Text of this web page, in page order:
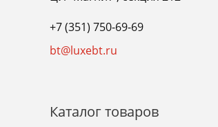
+7 (351) 750-69-69
bt@luxebt.ru
Каталог товаров